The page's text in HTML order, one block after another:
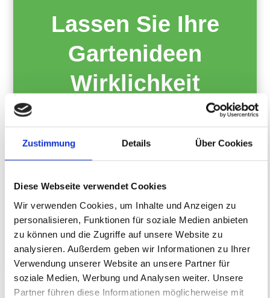
Zustimmung Details Über Cookies
Diese Webseite verwendet Cookies
Wir verwenden Cookies, um Inhalte und Anzeigen zu
personalisieren, Funktionen für soziale Medien anbieten
zu können und die Zugriffe auf unsere Website zu
analysieren. Außerdem geben wir Informationen zu Ihrer
Verwendung unserer Website an unsere Partner für
soziale Medien, Werbung und Analysen weiter. Unsere
Partner führen diese Informationen möglicherweise mit
Lassen Sie Ihre
Gartenideen
Wirklichkeit
Jetzt Beratungsgespräch
Jetzt kontaktieren